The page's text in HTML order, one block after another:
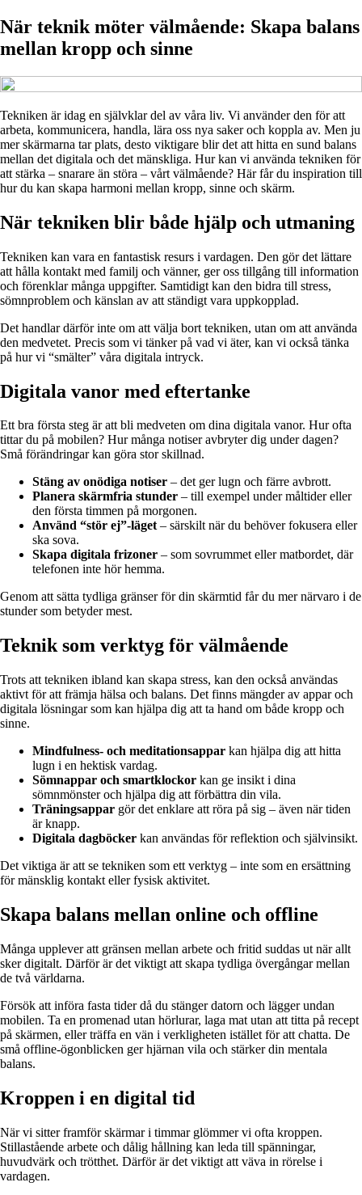
När teknik möter välmående: Skapa balans
mellan kropp och sinne
Tekniken är idag en självklar del av våra liv. Vi använder den för att
arbeta, kommunicera, handla, lära oss nya saker och koppla av. Men ju
mer skärmarna tar plats, desto viktigare blir det att hitta en sund balans
mellan det digitala och det mänskliga. Hur kan vi använda tekniken för
att stärka – snarare än störa – vårt välmående? Här får du inspiration till
hur du kan skapa harmoni mellan kropp, sinne och skärm.
När tekniken blir både hjälp och utmaning
Tekniken kan vara en fantastisk resurs i vardagen. Den gör det lättare
att hålla kontakt med familj och vänner, ger oss tillgång till information
och förenklar många uppgifter. Samtidigt kan den bidra till stress,
sömnproblem och känslan av att ständigt vara uppkopplad.
Det handlar därför inte om att välja bort tekniken, utan om att använda
den medvetet. Precis som vi tänker på vad vi äter, kan vi också tänka
på hur vi “smälter” våra digitala intryck.
Digitala vanor med eftertanke
Ett bra första steg är att bli medveten om dina digitala vanor. Hur ofta
tittar du på mobilen? Hur många notiser avbryter dig under dagen?
Små förändringar kan göra stor skillnad.
Stäng av onödiga notiser – det ger lugn och färre avbrott.
Planera skärmfria stunder – till exempel under måltider eller
den första timmen på morgonen.
Använd “stör ej”-läget– särskilt när du behöver fokusera eller
ska sova.
Skapa digitala frizoner – som sovrummet eller matbordet, där
telefonen inte hör hemma.
Genom att sätta tydliga gränser för din skärmtid får du mer närvaro i de
stunder som betyder mest.
Teknik som verktyg för välmående
Trots att tekniken ibland kan skapa stress, kan den också användas
aktivt för att främja hälsa och balans. Det finns mängder av appar och
digitala lösningar som kan hjälpa dig att ta hand om både kropp och
sinne.
Mindfulness- och meditationsappar kan hjälpa dig att hitta
lugn i en hektisk vardag.
Sömnappar och smartklockor kan ge insikt i dina
sömnmönster och hjälpa dig att förbättra din vila.
Träningsappar gör det enklare att röra på sig – även när tiden
är knapp.
Digitala dagböcker kan användas för reflektion och självinsikt.
Det viktiga är att se tekniken som ett verktyg – inte som en ersättning
för mänsklig kontakt eller fysisk aktivitet.
Skapa balans mellan online och offline
Många upplever att gränsen mellan arbete och fritid suddas ut när allt
sker digitalt. Därför är det viktigt att skapa tydliga övergångar mellan
de två världarna.
Försök att införa fasta tider då du stänger datorn och lägger undan
mobilen. Ta en promenad utan hörlurar, laga mat utan att titta på recept
på skärmen, eller träffa en vän i verkligheten istället för att chatta. De
små offline-ögonblicken ger hjärnan vila och stärker din mentala
balans.
Kroppen i en digital tid
När vi sitter framför skärmar i timmar glömmer vi ofta kroppen.
Stillastående arbete och dålig hållning kan leda till spänningar,
huvudvärk och trötthet. Därför är det viktigt att väva in rörelse i
vardagen.